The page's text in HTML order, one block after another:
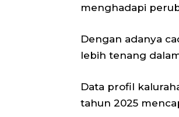
menghadapi
Dengan adanya
lebih tenang
Data profil
tahun 2025